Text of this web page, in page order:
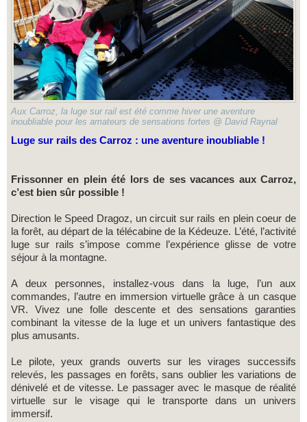
Aux Carroz, la luge sur rail est été comme hiver une aventure
inoubliable pour les amateurs de sensations fortes @ David Raynal
Luge sur rails des Carroz : une aventure inoubliable !
Frissonner en plein été lors de ses vacances aux Carroz,
c’est bien sûr possible !
Direction le Speed Dragoz, un circuit sur rails en plein coeur de
la forêt, au départ de la télécabine de la Kédeuze. L’été, l’activité
luge sur rails s’impose comme l’expérience glisse de votre
séjour à la montagne.
A deux personnes, installez-vous dans la luge, l’un aux
commandes, l’autre en immersion virtuelle grâce à un casque
VR. Vivez une folle descente et des sensations garanties
combinant la vitesse de la luge et un univers fantastique des
plus amusants.
Le pilote, yeux grands ouverts sur les virages successifs
relevés, les passages en forêts, sans oublier les variations de
dénivelé et de vitesse. Le passager avec le masque de réalité
virtuelle sur le visage qui le transporte dans un univers
immersif.